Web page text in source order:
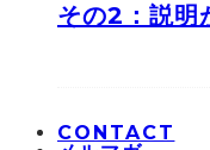
その2：説明
CONTACT